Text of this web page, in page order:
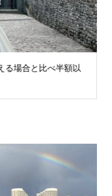
も丁寧な接客で安心